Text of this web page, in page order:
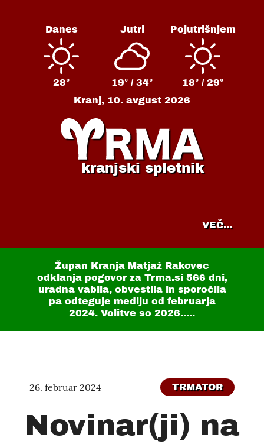
Danes
28°
Jutri
19° / 34°
Pojutrišnjem
18° / 29°
Kranj, 10. avgust 2026
kranjski spletnik
VEČ...
Župan Kranja Matjaž Rakovec
odklanja pogovor za Trma.si 566 dni,
uradna vabila, obvestila in sporočila
pa odteguje mediju od februarja
2024. Volitve so 2026.....
26. februar 2024 TRMATOR
Novinar(ji) na